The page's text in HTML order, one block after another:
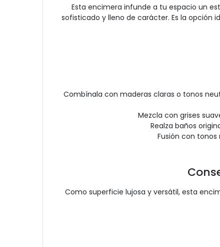
Esta encimera infunde a tu espacio un
sofisticado y lleno de carácter. Es la opción
Combínala con maderas claras o tonos
Mezcla con grises
Realza baños
Fusión con
Como superficie lujosa y versátil, esta